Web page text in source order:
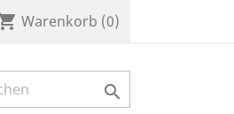
Warenkorb (0)
